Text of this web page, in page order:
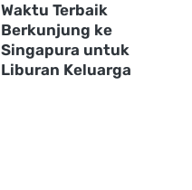
Waktu Terbaik
Berkunjung ke
Singapura untuk
Liburan Keluarga